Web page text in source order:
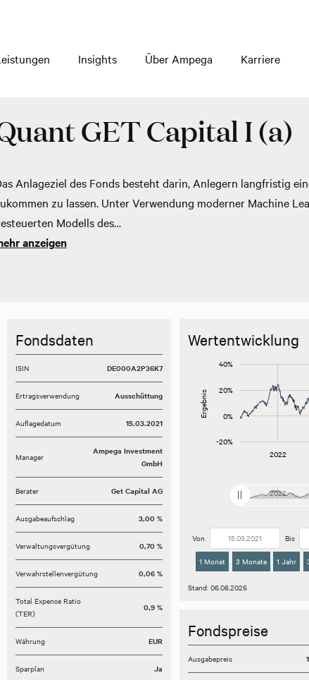
Insights Über Ampega Karriere
GET Capital I (a)
Anlageziel des Fonds besteht darin, Anlegern langfristig
zu lassen. Unter Verwendung moderner Machine
Modells des…
anzeigen
Fondsdaten
ISIN DE000A2P36K7
Ertragsverwendung Ausschüttung
Auflagedatum 15.03.2021
Manager
Ampega Investment
GmbH
Berater Get Capital AG
Ausgabeaufschlag 3,00 %
Verwaltungsvergütung 0,70 %
Verwahrstellenvergütung 0,06 %
Total Expense Ratio
(TER)
0,9 %
Währung EUR
Sparplan Ja
Wertentwicklung
Ergebnis
-20%
0%
20%
40%
2022
L
2020 2022
2028
Von Bis
1 Monat 3 Monate 1 Jahr
Stand: 06.08.2026
Fondspreise
Ausgabepreis